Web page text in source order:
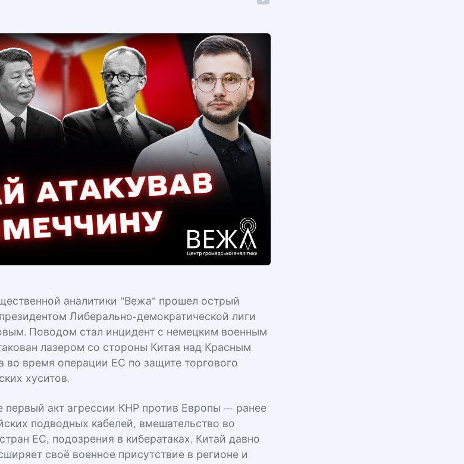
аналитики "Вежа" прошел острый
Либерально-демократической лиги
Поводом стал инцидент с немецким военным
лазером со стороны Китая над Красным
время операции ЕС по защите торгового
хуситов.
первый акт агрессии КНР против Европы — ранее
подводных кабелей, вмешательство во
ЕС, подозрения в кибератаках. Китай давно
своё военное присутствие в регионе и